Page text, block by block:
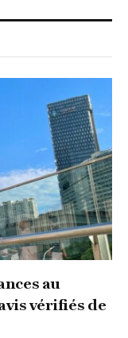
au
vérifiés de